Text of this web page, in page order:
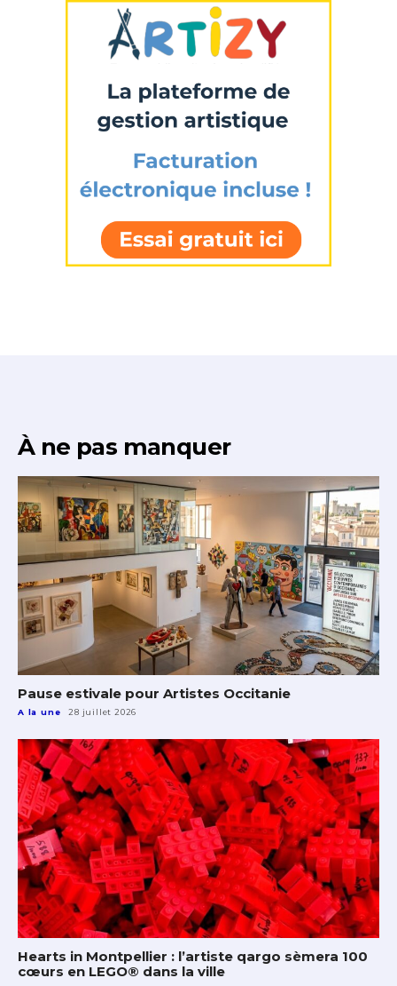
À ne pas manquer
Pause estivale pour Artistes Occitanie
A la une 28 juillet 2026
Hearts in Montpellier : l’artiste qargo sèmera 100
cœurs en LEGO® dans la ville